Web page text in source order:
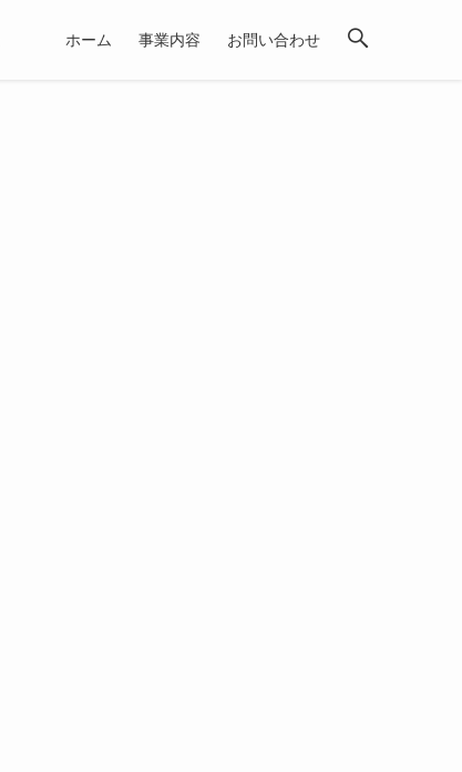
ホーム 事業内容 お問い合わせ